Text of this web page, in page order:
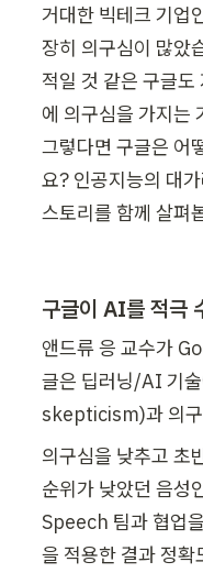
거대한 빅테크 기업
장히 의구심이 많았
적일 것 같은 구글
에 의구심을 가지는
그렇다면 구글은 어
요? 인공지능의 대
스토리를 함께 살펴
구글이 AI를 적극
앤드류 응 교수가
글은 딥러닝/AI 기
skepticism)과 의구
의구심을 낮추고 초
순위가 낮았던 음성
Speech 팀과 협업
을 적용한 결과 정확